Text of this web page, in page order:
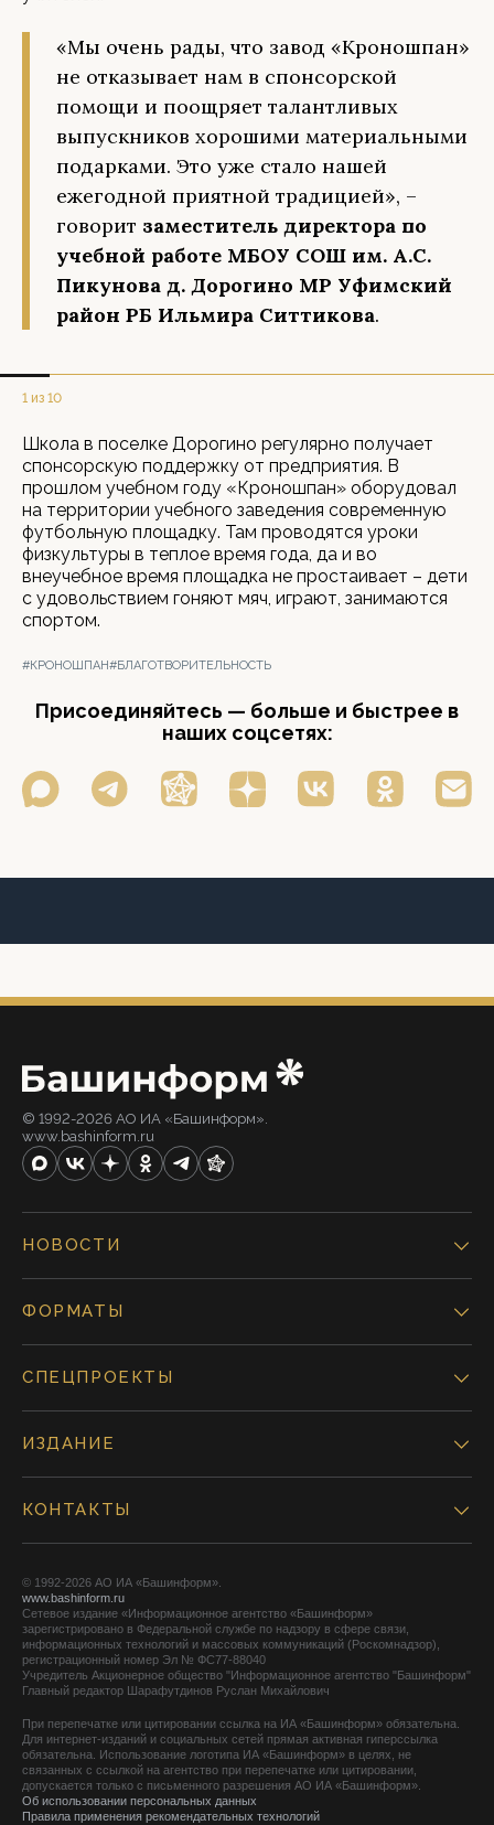
«Мы очень рады, что завод «Кроношпан»
не отказывает нам в спонсорской
помощи и поощряет талантливых
выпускников хорошими материальными
подарками. Это уже стало нашей
ежегодной приятной традицией», –
говорит заместитель директора по
учебной работе МБОУ СОШ им. А.С.
Пикунова д. Дорогино МР Уфимский
район РБ Ильмира Ситтикова.
1 из 10
Школа в поселке Дорогино регулярно получает
спонсорскую поддержку от предприятия. В
прошлом учебном году «Кроношпан» оборудовал
на территории учебного заведения современную
футбольную площадку. Там проводятся уроки
физкультуры в теплое время года, да и во
внеучебное время площадка не простаивает – дети
с удовольствием гоняют мяч, играют, занимаются
спортом.
#КРОНОШПАН#БЛАГОТВОРИТЕЛЬНОСТЬ
Присоединяйтесь — больше и быстрее в
наших соцсетях:
© 1992-2026 АО ИА «Башинформ».
www.bashinform.ru
НОВОСТИ
ФОРМАТЫ
СПЕЦПРОЕКТЫ
ИЗДАНИЕ
КОНТАКТЫ
© 1992-2026 АО ИА «Башинформ».
www.bashinform.ru
Сетевое издание «Информационное агентство «Башинформ»
зарегистрировано в Федеральной службе по надзору в сфере связи,
информационных технологий и массовых коммуникаций (Роскомнадзор),
регистрационный номер Эл № ФС77-88040
Учредитель Акционерное общество "Информационное агентство "Башинформ"
Главный редактор Шарафутдинов Руслан Михайлович
При перепечатке или цитировании ссылка на ИА «Башинформ» обязательна.
Для интернет-изданий и социальных сетей прямая активная гиперссылка
обязательна. Использование логотипа ИА «Башинформ» в целях, не
связанных с ссылкой на агентство при перепечатке или цитировании,
допускается только с письменного разрешения АО ИА «Башинформ».
Об использовании персональных данных
Правила применения рекомендательных технологий